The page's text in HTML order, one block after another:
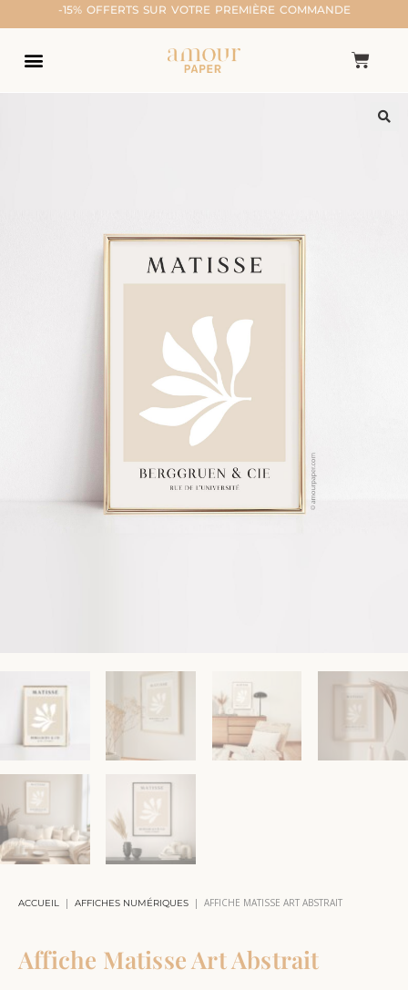
-15% OFFERTS SUR VOTRE PREMIÈRE COMMANDE
ACCUEIL | AFFICHES NUMÉRIQUES | AFFICHE MATISSE ART ABSTRAIT
Affiche Matisse Art Abstrait